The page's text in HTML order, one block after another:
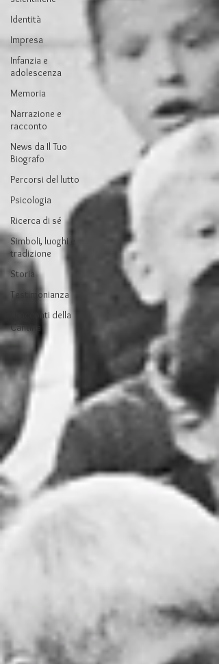
Identità
Impresa
Infanzia e
adolescenza
Memoria
Narrazione e
racconto
News da Il Tuo
Biografo
Percorsi del lutto
Psicologia
Ricerca di sé
Simboli, luoghi e
tradizione
Storia
Testimonianza
I Racconti della
Cantina